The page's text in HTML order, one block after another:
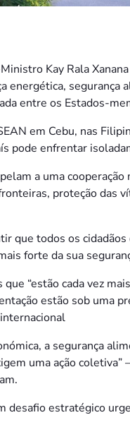
Kay Rala
energética, segurança
entre os Estados-
em Cebu, nas
pode enfrentar
a uma
proteção das
que todos os
forte da sua
“estão cada vez
estão sob uma
a segurança
uma ação coletiva”
desafio estratégico